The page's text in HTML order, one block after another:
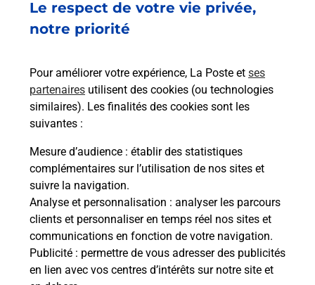
Le respect de votre vie privée,
notre priorité
Pour améliorer votre expérience, La Poste et ses
partenaires utilisent des cookies (ou technologies
similaires). Les finalités des cookies sont les
suivantes :
Mesure d’audience : établir des statistiques
complémentaires sur l’utilisation de nos sites et
suivre la navigation.
Analyse et personnalisation : analyser les parcours
clients et personnaliser en temps réel nos sites et
communications en fonction de votre navigation.
Publicité : permettre de vous adresser des publicités
en lien avec vos centres d’intérêts sur notre site et
Boîte aux Lettres La Poste
86 Route De Miralasse
46090 Lamagdelaine
Le lien s'ouvre dans un nouvel onglet
Boîte aux Lettres La Poste
Collecte du courrier aujourd'hui à 08h30
615 Rue Du Pech De Clary
46090 Lamagdelaine
Le lien s'ouvre dans un nouvel onglet